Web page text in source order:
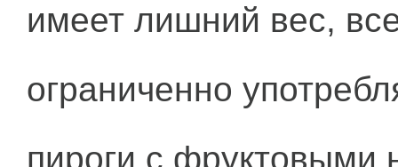
имеет лишний вес,
ограниченно
пироги с фруктовыми